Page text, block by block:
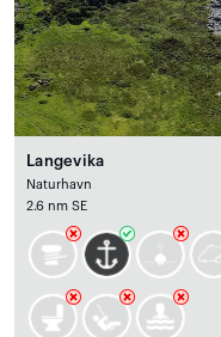
Langevika
Naturhavn
2.6 nm SE